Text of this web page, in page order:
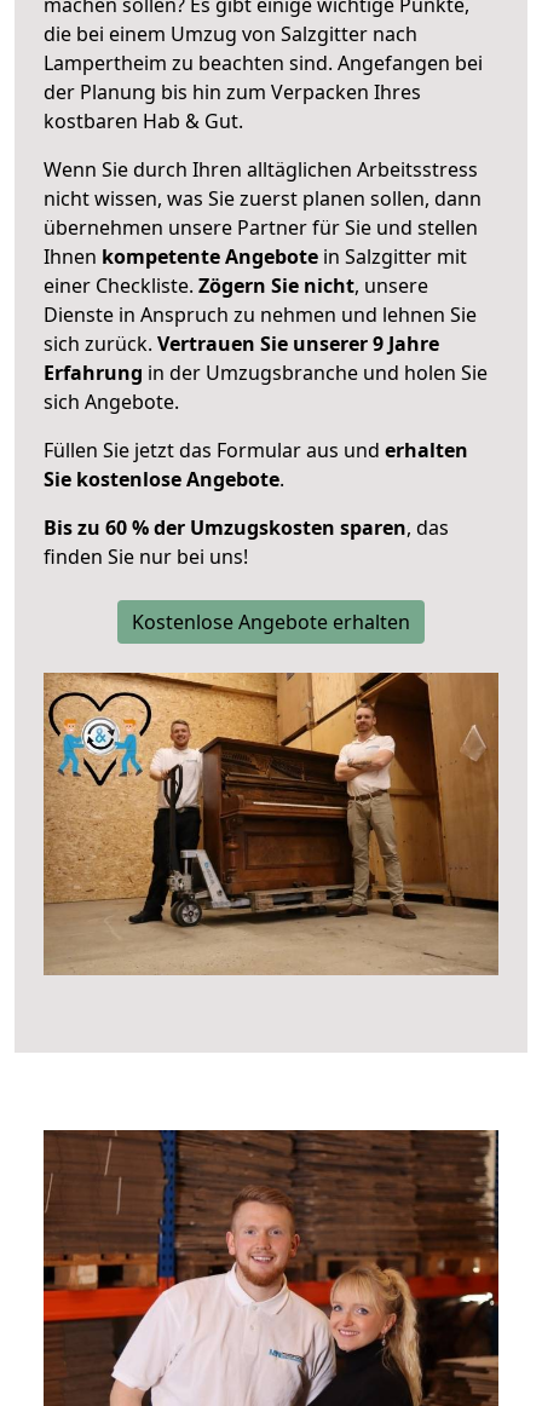
die bei einem Umzug von Salzgitter nach
Lampertheim zu beachten sind. Angefangen bei
der Planung bis hin zum Verpacken Ihres
kostbaren Hab & Gut.
Wenn Sie durch Ihren alltäglichen Arbeitsstress
nicht wissen, was Sie zuerst planen sollen, dann
übernehmen unsere Partner für Sie und stellen
Ihnen kompetente Angebote in Salzgitter mit
einer Checkliste. Zögern Sie nicht, unsere
Dienste in Anspruch zu nehmen und lehnen Sie
sich zurück. Vertrauen Sie unserer 9 Jahre
Erfahrung in der Umzugsbranche und holen Sie
sich Angebote.
Füllen Sie jetzt das Formular aus und erhalten
Sie kostenlose Angebote.
Bis zu 60 % der Umzugskosten sparen, das
finden Sie nur bei uns!
Kostenlose Angebote erhalten